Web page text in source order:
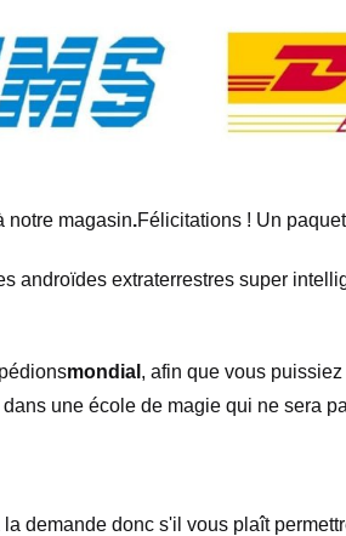
notre magasin.Félicitations ! Un
androïdes extraterrestres super
mondial , afin que vous
une école de magie qui ne sera
demande donc s'il vous plaît